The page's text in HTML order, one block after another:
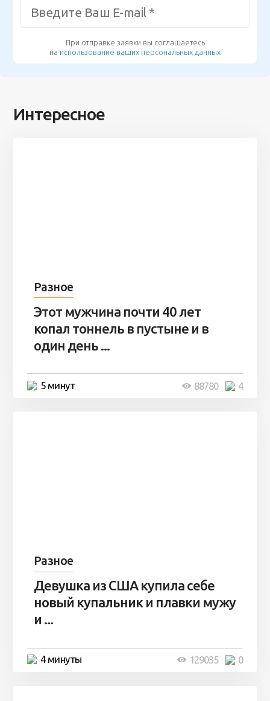
При отправке заявки вы соглашаетесь
на использование ваших персональных данных
Интересное
Разное
Этот мужчина почти 40 лет
копал тоннель в пустыне и в
один день ...
5 минут 4
88780
Разное
Девушка из США купила себе
новый купальник и плавки мужу
и ...
4 минуты 0
129035